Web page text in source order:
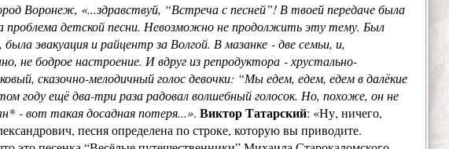
Воронеж, «...здравствуй, “Встреча с песней”! В твоей передаче была
проблема детской песни. Невозможно не продолжить эту тему. Был
была эвакуация и райцентр за Волгой. В мазанке - две семьи, и,
не бодрое настроение. И вдруг из репродуктора - хрустально-
сказочно-мелодичный голос девочки: “Мы едем, едем, едем в далёкие
году ещё два-три раза радовал волшебный голосок. Но, похоже, он не
- вот такая досадная потеря...». Виктор Татарский: «Ну, ничего,
песня определена по строке, которую вы приводите.